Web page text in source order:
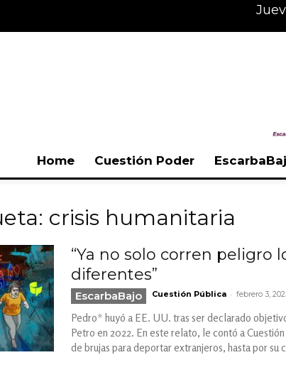
Home Cuestión Poder
crisis humanitaria
“Ya no solo corren peligro
diferentes”
EscarbaBajo Cuestión Pública - febrero 3,
Pedro* huyó a EE. UU. tras ser declarado
Petro en 2022. En este relato, le contó a
de brujas para deportar extranjeros, hasta por su